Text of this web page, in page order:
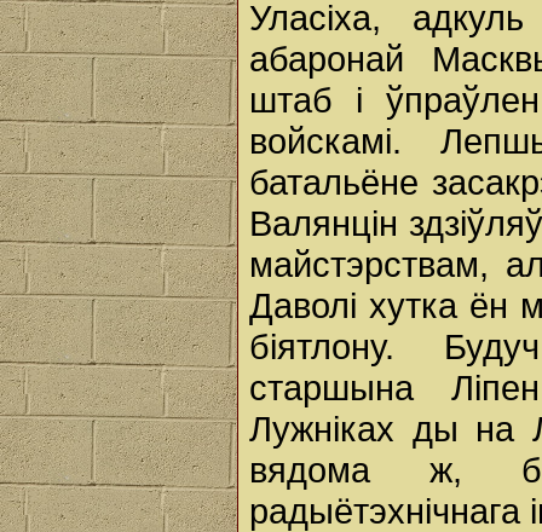
Уласіха,
абаронай
штаб і
войскамі.
батальёне
Валянцін
майстэрствам,
Даволі хутка ён
біятлону.
старшына
Лужніках ды на
вядома ж,
радыётэхнічнага